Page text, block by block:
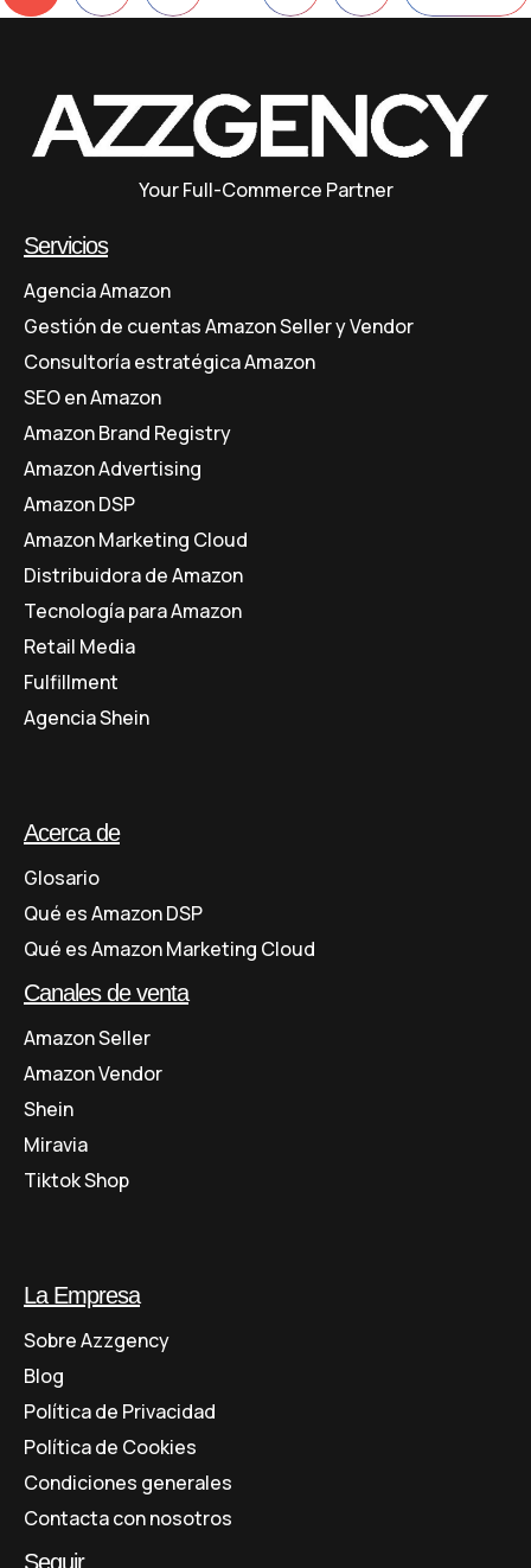
Your Full-Commerce Partner
Servicios
Agencia Amazon
Gestión de cuentas Amazon Seller y Vendor
Consultoría estratégica Amazon
SEO en Amazon
Amazon Brand Registry
Amazon Advertising
Amazon DSP
Amazon Marketing Cloud
Distribuidora de Amazon
Tecnología para Amazon
Retail Media
Fulfillment
Agencia Shein
Acerca de
Glosario
Qué es Amazon DSP
Qué es Amazon Marketing Cloud
Canales de venta
Amazon Seller
Amazon Vendor
Shein
Miravia
Tiktok Shop
La Empresa
Sobre Azzgency
Blog
Política de Privacidad
Política de Cookies
Condiciones generales
Contacta con nosotros
Seguir